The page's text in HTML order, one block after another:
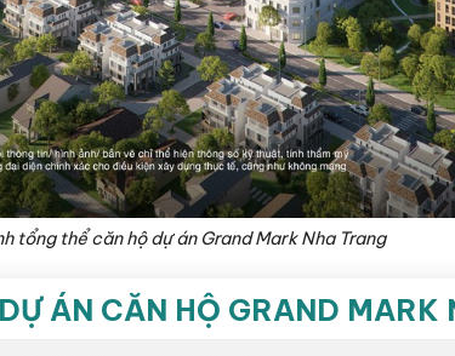
tổng thể căn hộ dự án Grand Mark Nha Trang
ÁN CĂN HỘ GRAND MARK